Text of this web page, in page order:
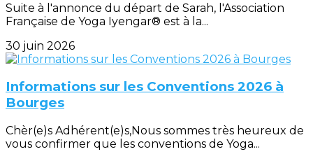
Suite à l'annonce du départ de Sarah, l'Association
Française de Yoga Iyengar® est à la...
30 juin 2026
Informations sur les Conventions 2026 à
Bourges
Chèr(e)s Adhérent(e)s,Nous sommes très heureux de
vous confirmer que les conventions de Yoga...